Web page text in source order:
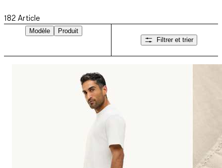
182 Article
Modèle
Produit
Filtrer et trier